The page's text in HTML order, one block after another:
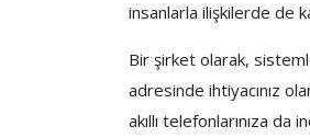
insanlarla ilişkilerde de
Bir şirket olarak,
adresinde ihtiyacınız
akıllı telefonlarınıza